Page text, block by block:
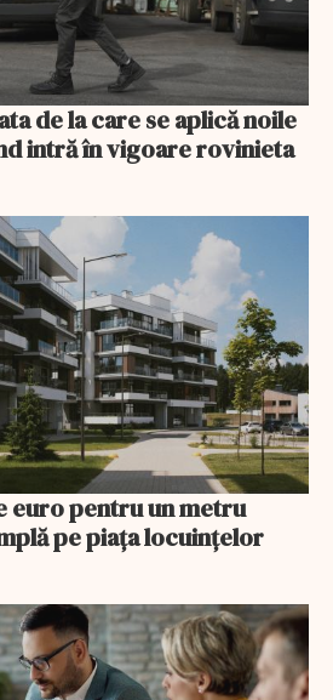
de la care se aplică noile
intră în vigoare rovinieta
euro pentru un metru
pe piața locuințelor